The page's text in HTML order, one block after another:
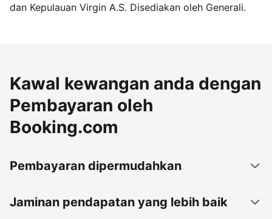
dan Kepulauan Virgin A.S. Disediakan oleh Generali.
Kawal kewangan anda dengan
Pembayaran oleh
Booking.com
Pembayaran dipermudahkan
Jaminan pendapatan yang lebih baik